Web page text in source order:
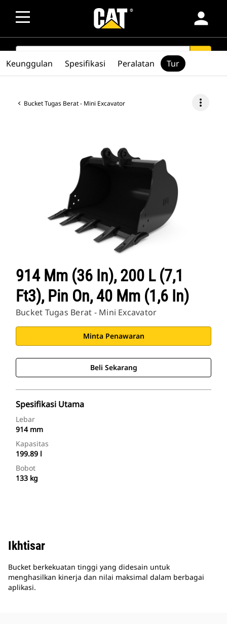
person
SEARCH
Bucket Tugas Berat - Mini Excavator more_vert
914 Mm (36 In), 200 L (7,1
Ft3), Pin On, 40 Mm (1,6 In)
Bucket Tugas Berat - Mini Excavator
Minta Penawaran
Beli Sekarang
Spesifikasi Utama
Lebar
914 mm
Kapasitas
199.89 l
Bobot
133 kg
Keunggulan Spesifikasi Peralatan Tur
Ikhtisar
Bucket berkekuatan tinggi yang didesain untuk
menghasilkan kinerja dan nilai maksimal dalam berbagai
aplikasi.